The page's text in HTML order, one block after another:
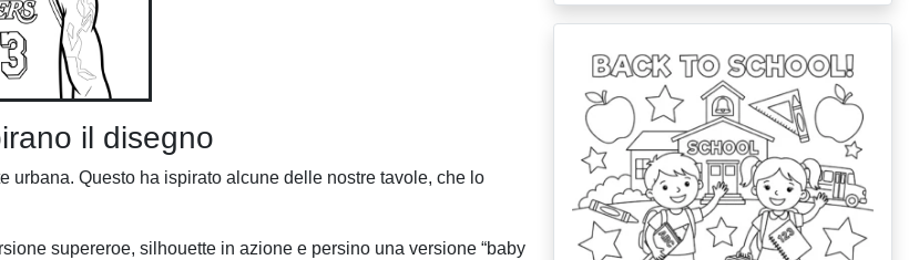
il disegno
urbana. Questo ha ispirato alcune delle nostre tavole, che lo
supereroe, silhouette in azione e persino una versione “baby